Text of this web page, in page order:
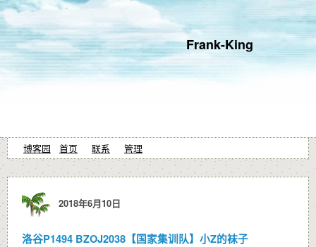
Frank-King
博客园 首页 联系 管理
2018年6月10日
洛谷P1494 BZOJ2038【国家集训队】小Z的袜子